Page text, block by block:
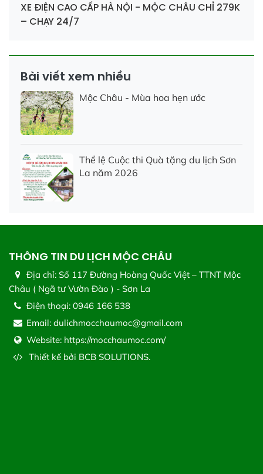
XE ĐIỆN CAO CẤP HÀ NỘI - MỘC CHÂU CHỈ 279K
– CHẠY 24/7
Bài viết xem nhiều
Mộc Châu - Mùa hoa hẹn ước
Thể lệ Cuộc thi Quà tặng du lịch Sơn
La năm 2026
THÔNG TIN DU LỊCH MỘC CHÂU
Địa chỉ: Số 117 Đường Hoàng Quốc Việt – TTNT Mộc
Châu ( Ngã tư Vườn Đào ) - Sơn La
Điện thoại: 0946 166 538
Email: dulichmocchaumoc@gmail.com
Website: https://mocchaumoc.com/
Thiết kế bởi BCB SOLUTIONS.